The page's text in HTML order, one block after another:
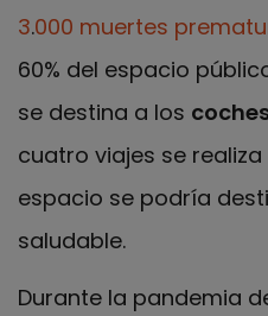
3.000 muertes
60% del espacio
se destina a los
cuatro viajes se
espacio se podría
saludable.
Durante la pandemia